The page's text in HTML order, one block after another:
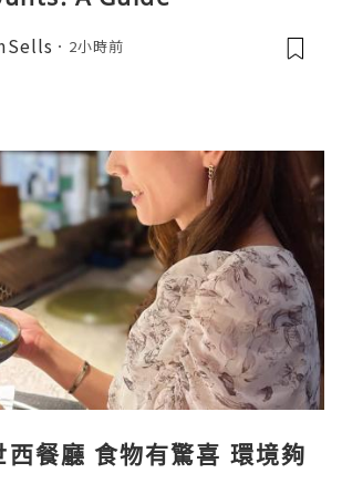
2小時前
西餐廳 食物有驚喜 環境夠